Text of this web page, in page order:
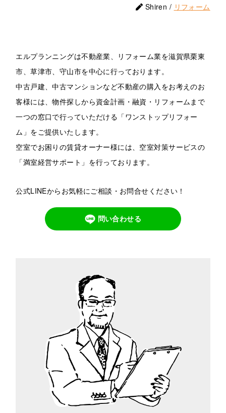
Shiren / リフォーム
エルプランニングは不動産業、リフォーム業を滋賀県栗東
市、草津市、守山市を中心に行っております。
中古戸建、中古マンションなど不動産の購入をお考えのお
客様には、物件探しから資金計画・融資・リフォームまで
一つの窓口で行っていただける「ワンストップリフォー
ム」をご提供いたします。
空室でお困りの賃貸オーナー様には、空室対策サービスの
「満室経営サポート」を行っております。
公式LINEからお気軽にご相談・お問合せください！
問い合わせる